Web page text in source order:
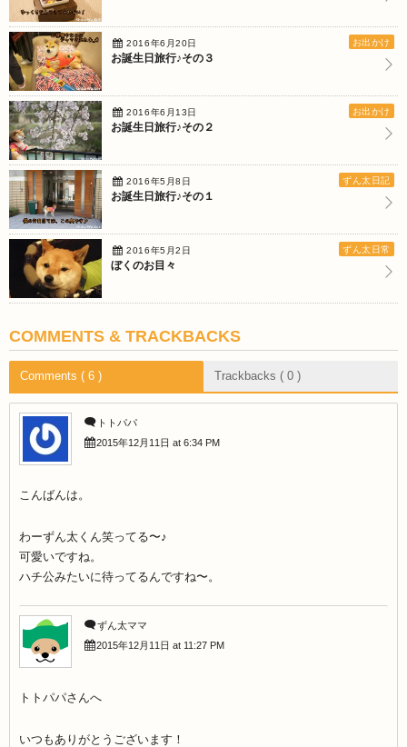
2016年6月20日 お出かけ
お誕生日旅行♪その３
2016年6月13日 お出かけ
お誕生日旅行♪その２
2016年5月8日 ずん太日記
お誕生日旅行♪その１
2016年5月2日 ずん太日常
ぼくのお目々
COMMENTS & TRACKBACKS
Comments ( 6 ) Trackbacks ( 0 )
トトパパ
2015年12月11日 at 6:34 PM
こんばんは。
わーずん太くん笑ってる〜♪
可愛いですね。
ハチ公みたいに待ってるんですね〜。
ずん太ママ
2015年12月11日 at 11:27 PM
トトパパさんへ
いつもありがとうございます！